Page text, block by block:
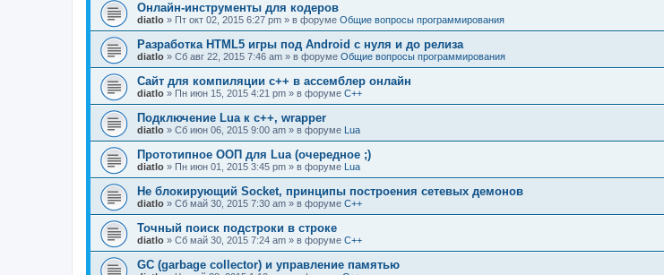
Онлайн-инструменты для кодеров
diatlo » Пт окт 02, 2015 6:27 pm » в форуме Общие вопросы программирования
Разработка HTML5 игры под Android с нуля и до релиза
diatlo » Сб авг 22, 2015 7:46 am » в форуме Общие вопросы программирования
Сайт для компиляции c++ в ассемблер онлайн
diatlo » Пн июн 15, 2015 4:21 pm » в форуме C++
Подключение Lua к c++, wrapper
diatlo » Сб июн 06, 2015 9:00 am » в форуме Lua
Прототипное ООП для Lua (очередное ;)
diatlo » Пн июн 01, 2015 3:45 pm » в форуме Lua
Не блокирующий Socket, принципы построения сетевых демонов
diatlo » Сб май 30, 2015 7:30 am » в форуме C++
Точный поиск подстроки в строке
diatlo » Сб май 30, 2015 7:24 am » в форуме C++
GC (garbage collector) и управление памятью